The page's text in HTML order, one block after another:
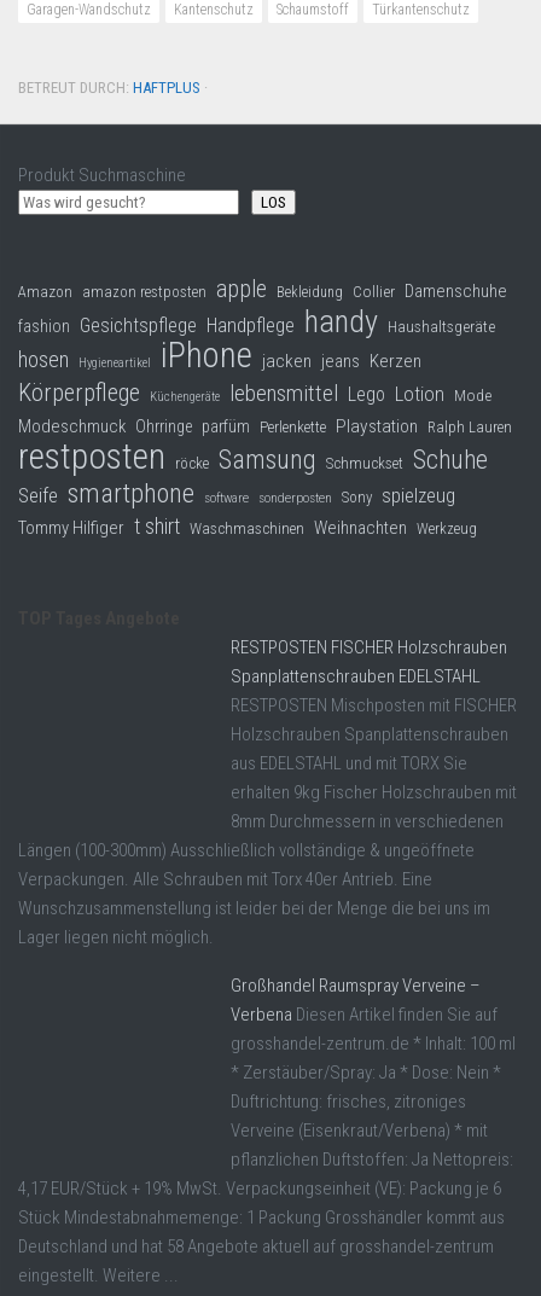
Garagen-Wandschutz
Kantenschutz Schaumstoff Türkantenschutz
BETREUT DURCH: HAFTPLUS ·
Produkt Suchmaschine
LOS
Amazon amazon restposten apple Bekleidung Collier Damenschuhe
fashion Gesichtspflege Handpflege handy Haushaltsgeräte
hosen Hygieneartikel iPhone jacken jeans Kerzen
Körperpflege Küchengeräte lebensmittel Lego Lotion Mode
Modeschmuck Ohrringe parfüm Perlenkette Playstation Ralph Lauren
restposten röcke Samsung Schmuckset Schuhe
Seife smartphone software sonderposten Sony spielzeug
Tommy Hilfiger t shirt Waschmaschinen Weihnachten Werkzeug
RESTPOSTEN FISCHER Holzschrauben
Spanplattenschrauben EDELSTAHL
RESTPOSTEN Mischposten mit FISCHER
Holzschrauben Spanplattenschrauben
aus EDELSTAHL und mit TORX Sie
erhalten 9kg Fischer Holzschrauben mit
8mm Durchmessern in verschiedenen
Längen (100-300mm) Ausschließlich vollständige & ungeöffnete
Verpackungen. Alle Schrauben mit Torx 40er Antrieb. Eine
Wunschzusammenstellung ist leider bei der Menge die bei uns im
Lager liegen nicht möglich.
Großhandel Raumspray Verveine –
Verbena Diesen Artikel finden Sie auf
grosshandel-zentrum.de * Inhalt: 100 ml
* Zerstäuber/Spray: Ja * Dose: Nein *
Duftrichtung: frisches, zitroniges
Verveine (Eisenkraut/Verbena) * mit
pflanzlichen Duftstoffen: Ja Nettopreis:
4,17 EUR/Stück + 19% MwSt. Verpackungseinheit (VE): Packung je 6
Stück Mindestabnahmemenge: 1 Packung Grosshändler kommt aus
Deutschland und hat 58 Angebote aktuell auf grosshandel-zentrum
eingestellt. Weitere ...